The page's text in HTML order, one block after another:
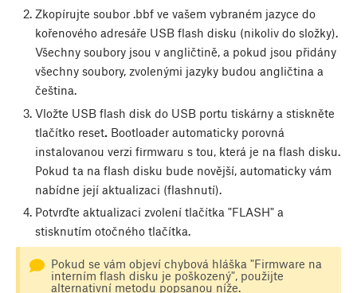
Zkopírujte soubor .bbf ve vašem vybraném jazyce do
kořenového adresáře USB flash disku (nikoliv do složky).
Všechny soubory jsou v angličtině, a pokud jsou přidány
všechny soubory, zvolenými jazyky budou angličtina a
čeština.
Vložte USB flash disk do USB portu tiskárny a stiskněte
tlačítko reset. Bootloader automaticky porovná
instalovanou verzi firmwaru s tou, která je na flash disku.
Pokud ta na flash disku bude novější, automaticky vám
nabídne její aktualizaci (flashnutí).
Potvrďte aktualizaci zvolení tlačítka "FLASH" a
stisknutím otočného tlačítka.
Pokud se vám objeví chybová hláška "Firmware na
interním flash disku je poškozený", použijte
alternativní metodu popsanou níže.